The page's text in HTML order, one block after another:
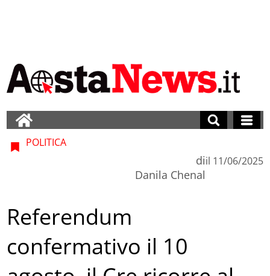
POLITICA
di
Danila Chenal
il 11/06/2025
Referendum
confermativo il 10